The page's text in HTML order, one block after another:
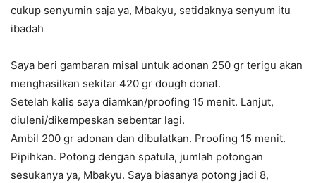
cukup senyumin saja ya, Mbakyu, setidaknya senyum itu
ibadah
Saya beri gambaran misal untuk adonan 250 gr terigu akan
menghasilkan sekitar 420 gr dough donat.
Setelah kalis saya diamkan/proofing 15 menit. Lanjut,
diuleni/dikempeskan sebentar lagi.
Ambil 200 gr adonan dan dibulatkan. Proofing 15 menit.
Pipihkan. Potong dengan spatula, jumlah potongan
sesukanya ya, Mbakyu. Saya biasanya potong jadi 8,